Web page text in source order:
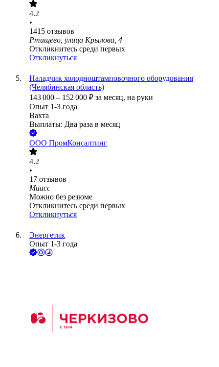
4.2
•
1415 отзывов
Ртищево, улица Крылова, 4
Откликнитесь среди первых
Откликнуться
Наладчик холодноштамповочного оборудования
(Челябинская область)
143 000 – 152 000 ₽ за месяц, на руки
Опыт 1-3 года
Вахта
Выплаты: Два раза в месяц
ООО ПромКонсалтинг
4.2
•
17 отзывов
Миасс
Можно без резюме
Откликнитесь среди первых
Откликнуться
Энергетик
Опыт 1-3 года